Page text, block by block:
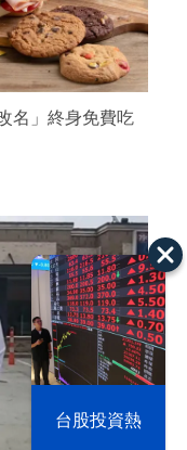
台股投資熱
名」終身免費吃